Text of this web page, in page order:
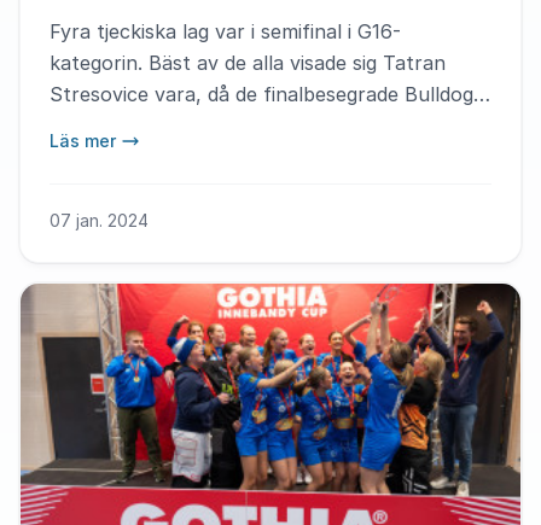
Fyra tjeckiska lag var i semifinal i G16-
kategorin. Bäst av de alla visade sig Tatran
Stresovice vara, då de finalbesegrade Bulldogs
Läs mer
07 jan. 2024